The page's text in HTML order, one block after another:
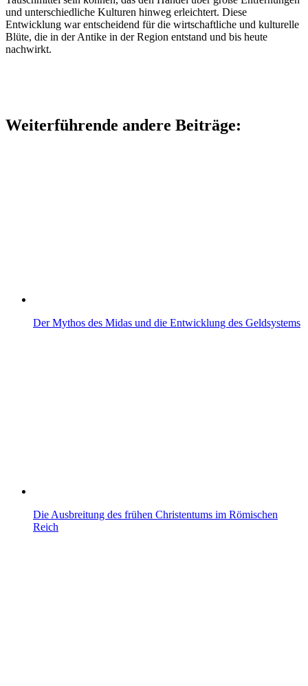
und unterschiedliche Kulturen hinweg erleichtert. Diese
Entwicklung war entscheidend für die wirtschaftliche und kulturelle
Blüte, die in der Antike in der Region entstand und bis heute
nachwirkt.
Weiterführende andere Beiträge:
Der Mythos des Midas und die Entwicklung des Geldsystems
Die Ausbreitung des frühen Christentums im Römischen
Reich